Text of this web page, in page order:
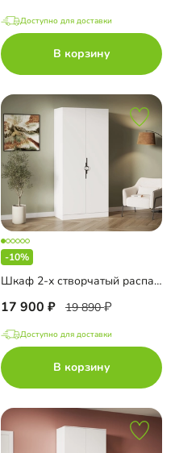
Доступно для доставки
В корзину
-10%
Шкаф 2-х створчатый распашной Элавия-2
17 900 19 890
Доступно для доставки
В корзину